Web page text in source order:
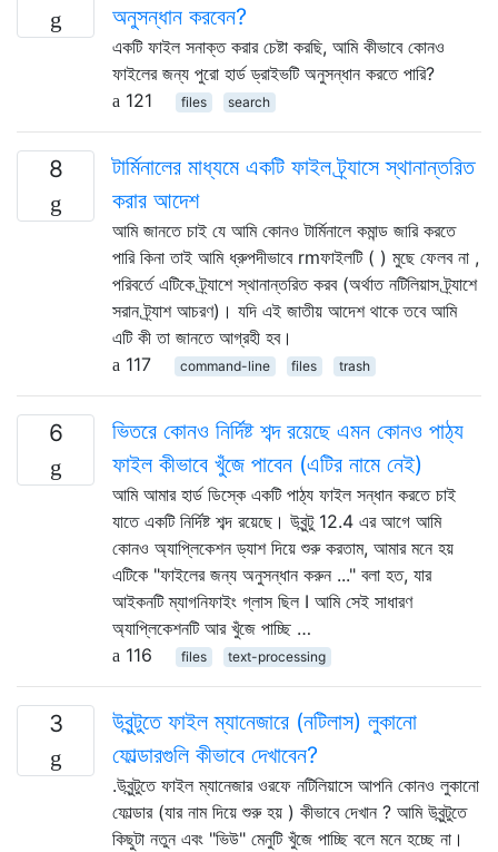
অনুসন্ধান করবেন?
একটি ফাইল সনাক্ত করার চেষ্টা করছি, আমি কীভাবে কোনও
ফাইলের জন্য পুরো হার্ড ড্রাইভটি অনুসন্ধান করতে পারি?
121
files search
8
টার্মিনালের মাধ্যমে একটি ফাইল ট্র্যাসে স্থানান্তরিত
করার আদেশ
আমি জানতে চাই যে আমি কোনও টার্মিনালে কমান্ড জারি করতে
পারি কিনা তাই আমি ধ্রুপদীভাবে rmফাইলটি ( ) মুছে ফেলব না ,
পরিবর্তে এটিকে ট্র্যাশে স্থানান্তরিত করব (অর্থাত নটিলিয়াস ট্র্যাশে
সরান ট্র্যাশ আচরণ)। যদি এই জাতীয় আদেশ থাকে তবে আমি
এটি কী তা জানতে আগ্রহী হব।
117
command-line files trash
6
ভিতরে কোনও নির্দিষ্ট শব্দ রয়েছে এমন কোনও পাঠ্য
ফাইল কীভাবে খুঁজে পাবেন (এটির নামে নেই)
আমি আমার হার্ড ডিস্কে একটি পাঠ্য ফাইল সন্ধান করতে চাই
যাতে একটি নির্দিষ্ট শব্দ রয়েছে। উবুন্টু 12.4 এর আগে আমি
কোনও অ্যাপ্লিকেশন ড্যাশ দিয়ে শুরু করতাম, আমার মনে হয়
এটিকে "ফাইলের জন্য অনুসন্ধান করুন ..." বলা হত, যার
আইকনটি ম্যাগনিফাইং গ্লাস ছিল I আমি সেই সাধারণ
অ্যাপ্লিকেশনটি আর খুঁজে পাচ্ছি …
116
files text-processing
3
উবুন্টুতে ফাইল ম্যানেজারে (নটিলাস) লুকানো
ফোল্ডারগুলি কীভাবে দেখাবেন?
.উবুন্টুতে ফাইল ম্যানেজার ওরফে নটিলিয়াসে আপনি কোনও লুকানো
ফোল্ডার (যার নাম দিয়ে শুরু হয় ) কীভাবে দেখান ? আমি উবুন্টুতে
কিছুটা নতুন এবং "ভিউ" মেনুটি খুঁজে পাচ্ছি বলে মনে হচ্ছে না।